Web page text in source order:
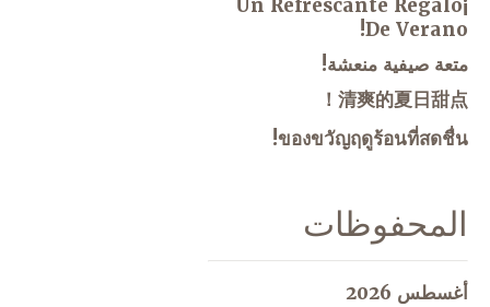
¡Un Refrescante Regalo
De Verano!
متعة صيفية منعشة!
清爽的夏日甜点！
ของขวัญฤดูร้อนที่สดชื่น!
المحفوظات
أغسطس 2026